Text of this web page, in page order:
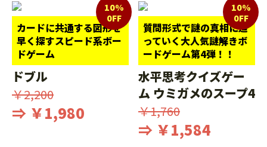
カードに共通する図形を
早く探すスピード系ボー
ドゲーム
10%
0FF
ドブル
￥2,200
⇒ ￥1,980
質問形式で謎の真相に迫
っていく大人気謎解きボ
ードゲーム第4弾！！
10%
0FF
水平思考クイズゲー
ム ウミガメのスープ4
￥1,760
⇒ ￥1,584